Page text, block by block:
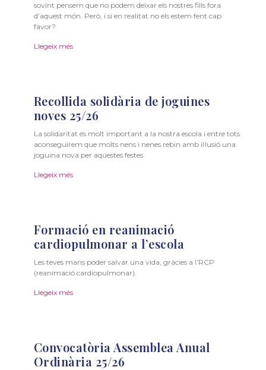
sovint pensem que no podem deixar els nostres fills fora
d’aquest món. Però, i si en realitat no els estem fent cap
favor?
Llegeix més
Recollida solidària de joguines
noves 25/26
La solidaritat és molt important a la nostra escola i entre tots
aconseguirem que molts nens i nenes rebin amb il·lusió una
joguina nova per aquestes festes.
Llegeix més
Formació en reanimació
cardiopulmonar a l’escola
Les teves mans poder salvar una vida, gràcies a l’RCP
(reanimació cardiopulmonar).
Llegeix més
Convocatòria Assemblea Anual
Ordinària 25/26